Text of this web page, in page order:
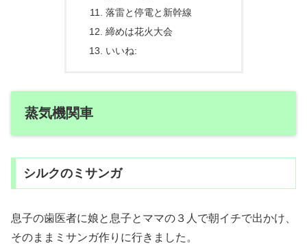
落雷と停電と新幹線
締めは花火大会
いいね:
蒸気機関車
シルクのミサンガ
息子の歯医者に娘と息子とママの３人で朝イチで出かけ、
そのままミサンガ作りに行きました。